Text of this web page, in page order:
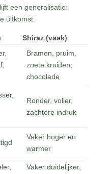
een generalisatie:
uitkomst.
Shiraz (vaak)
Bramen, pruim,
zoete kruiden,
chocolade
Ronder, voller,
zachtere indruk
Vaker hoger en
warmer
Vaker duidelijker,